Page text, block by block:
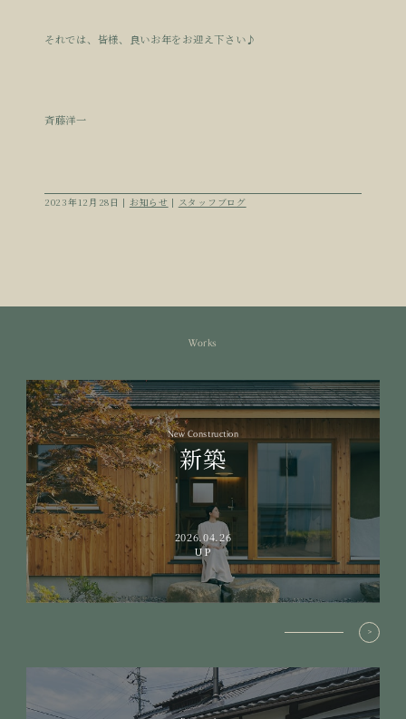
それでは、皆様、良いお年をお迎え下さい♪
斉藤洋一
2023年12月28日 | お知らせ | スタッフブログ
Works
New Construction
新築
2026.04.26
UP